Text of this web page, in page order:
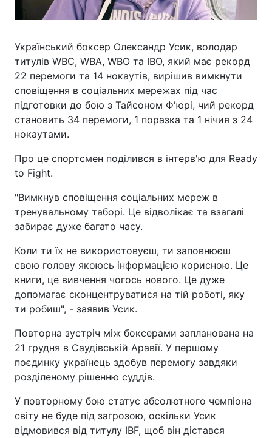
Український боксер Олександр Усик, володар
титулів WBC, WBA, WBO та IBO, який має рекорд
22 перемоги та 14 нокаутів, вирішив вимкнути
сповіщення в соціальних мережах під час
підготовки до бою з Тайсоном Ф'юрі, чий рекорд
становить 34 перемоги, 1 поразка та 1 нічия з 24
нокаутами.
Про це спортсмен поділився в інтерв'ю для Ready
to Fight.
"Вимкнув сповіщення соціальних мереж в
тренувальному таборі. Це відволікає та взагалі
забирає дуже багато часу.
Коли ти їх не використовуєш, ти заповнюєш
свою голову якоюсь інформацією корисною. Це
книги, це вивчення чогось нового. Це дуже
допомагає сконцентруватися на тій роботі, яку
ти робиш", - заявив Усик.
Повторна зустріч між боксерами запланована на
21 грудня в Саудівській Аравії. У першому
поєдинку українець здобув перемогу завдяки
розділеному рішенню суддів.
У повторному бою статус абсолютного чемпіона
світу не буде під загрозою, оскільки Усик
відмовився від титулу IBF, щоб він дістався